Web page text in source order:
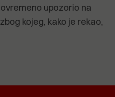
upozorio na
kojeg, kako je rekao,